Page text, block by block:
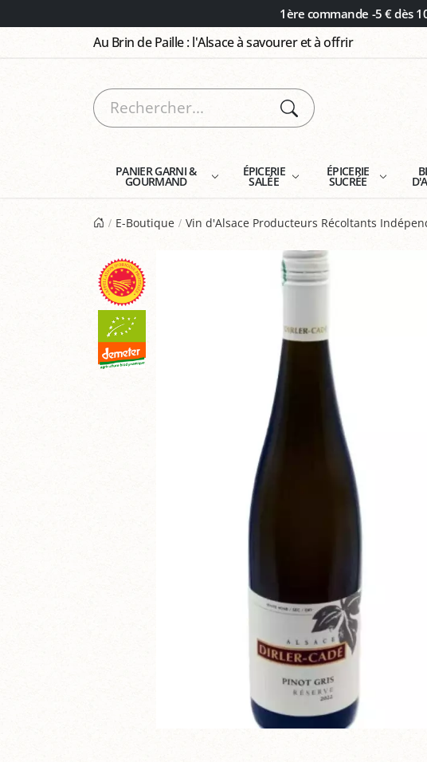
1ère commande -5 € dès
Au Brin de Paille : l'Alsace à savourer et à offrir
PANIER GARNI &
GOURMAND
ÉPICERIE
SALÉE
ÉPICERIE
SUCRÉE
E-Boutique Vin d'Alsace Producteurs Récoltants